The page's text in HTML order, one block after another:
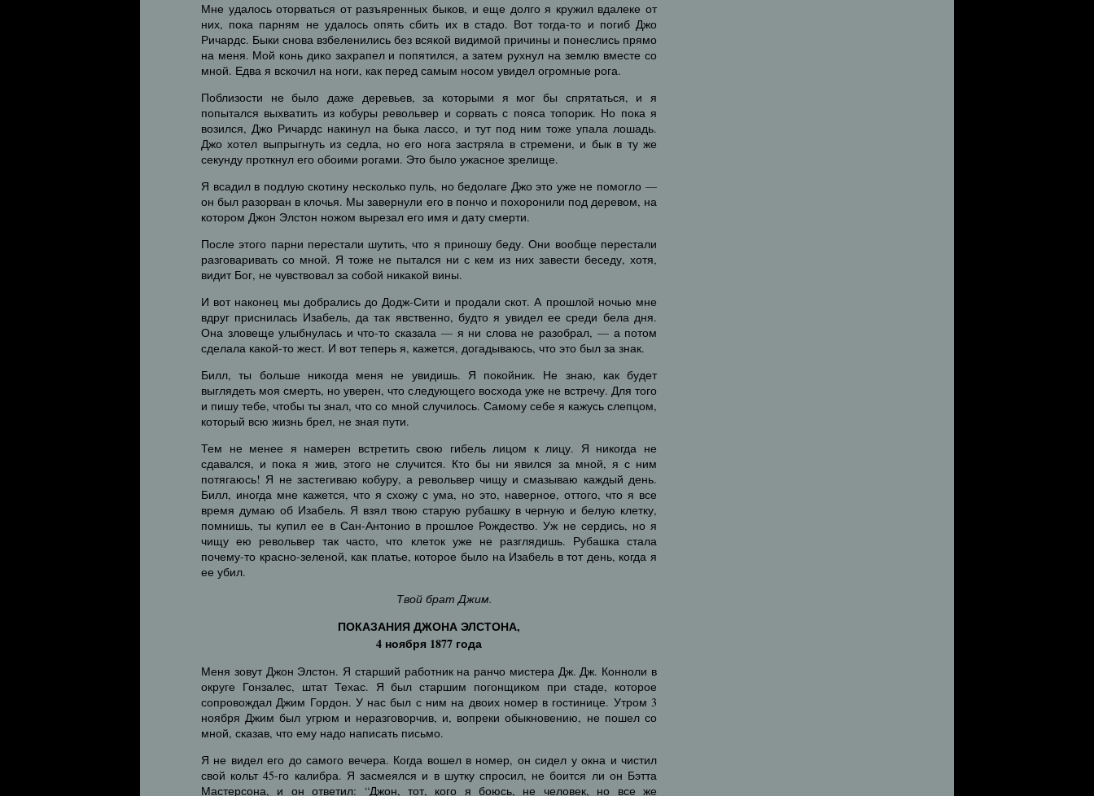
Мне удалось оторваться от разъяренных быков, и еще долго я кружил вдалеке от
них, пока парням не удалось опять сбить их в стадо. Вот тогда-то и погиб Джо
Ричардс. Быки снова взбеленились без всякой видимой причины и понеслись прямо
на меня. Мой конь дико захрапел и попятился, а затем рухнул на землю вместе со
мной. Едва я вскочил на ноги, как перед самым носом увидел огромные рога.
Поблизости не было даже деревьев, за которыми я мог бы спрятаться, и я
попытался выхватить из кобуры револьвер и сорвать с пояса топорик. Но пока я
возился, Джо Ричардс накинул на быка лассо, и тут под ним тоже упала лошадь.
Джо хотел выпрыгнуть из седла, но его нога застряла в стремени, и бык в ту же
секунду проткнул его обоими рогами. Это было ужасное зрелище.
Я всадил в подлую скотину несколько пуль, но бедолаге Джо это уже не помогло —
он был разорван в клочья. Мы завернули его в пончо и похоронили под деревом, на
котором Джон Элстон ножом вырезал его имя и дату смерти.
После этого парни перестали шутить, что я приношу беду. Они вообще перестали
разговаривать со мной. Я тоже не пытался ни с кем из них завести беседу, хотя,
видит Бог, не чувствовал за собой никакой вины.
И вот наконец мы добрались до Додж-Сити и продали скот. А прошлой ночью мне
вдруг приснилась Изабель, да так явственно, будто я увидел ее среди бела дня.
Она зловеще улыбнулась и что-то сказала — я ни слова не разобрал, — а потом
сделала какой-то жест. И вот теперь я, кажется, догадываюсь, что это был за знак.
Билл, ты больше никогда меня не увидишь. Я покойник. Не знаю, как будет
выглядеть моя смерть, но уверен, что следующего восхода уже не встречу. Для того
и пишу тебе, чтобы ты знал, что со мной случилось. Самому себе я кажусь слепцом,
который всю жизнь брел, не зная пути.
Тем не менее я намерен встретить свою гибель лицом к лицу. Я никогда не
сдавался, и пока я жив, этого не случится. Кто бы ни явился за мной, я с ним
потягаюсь! Я не застегиваю кобуру, а револьвер чищу и смазываю каждый день.
Билл, иногда мне кажется, что я схожу с ума, но это, наверное, оттого, что я все
время думаю об Изабель. Я взял твою старую рубашку в черную и белую клетку,
помнишь, ты купил ее в Сан-Антонио в прошлое Рождество. Уж не сердись, но я
чищу ею револьвер так часто, что клеток уже не разглядишь. Рубашка стала
почему-то красно-зеленой, как платье, которое было на Изабель в тот день, когда я
ее убил.
Твой брат Джим.
ПОКАЗАНИЯ ДЖОНА ЭЛСТОНА,
4 ноября 1877 года
Меня зовут Джон Элстон. Я старший работник на ранчо мистера Дж. Дж. Конноли в
округе Гонзалес, штат Техас. Я был старшим погонщиком при стаде, которое
сопровождал Джим Гордон. У нас был с ним на двоих номер в гостинице. Утром 3
ноября Джим был угрюм и неразговорчив, и, вопреки обыкновению, не пошел со
мной, сказав, что ему надо написать письмо.
Я не видел его до самого вечера. Когда вошел в номер, он сидел у окна и чистил
свой кольт 45-го калибра. Я засмеялся и в шутку спросил, не боится ли он Бэтта
Мастерсона, и он ответил: “Джон, тот, кого я боюсь, не человек, но все же